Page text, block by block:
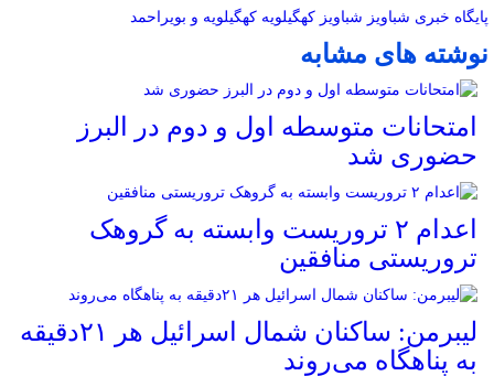
پایگاه خبری شباویز شباویز کهگیلویه کهگیلویه و بویراحمد
نوشته های مشابه
امتحانات متوسطه اول و دوم در البرز
حضوری شد
اعدام ۲ تروریست وابسته به گروهک
تروریستی منافقین
لیبرمن: ساکنان شمال اسرائیل هر ۲۱دقیقه
به پناهگاه می‌روند